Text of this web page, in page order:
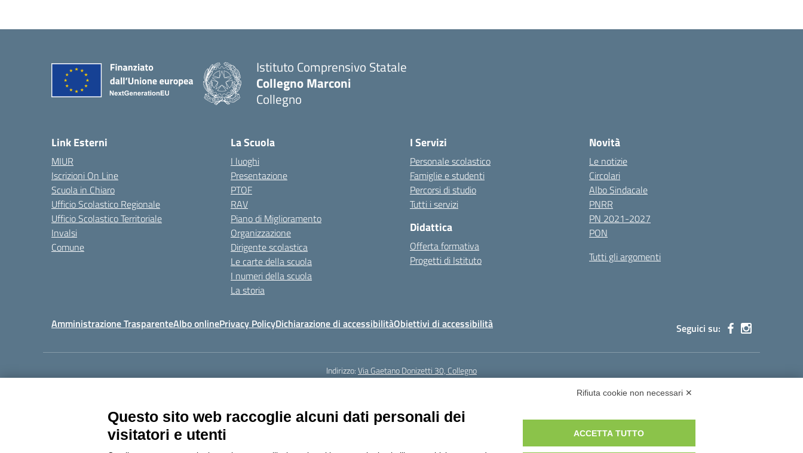
Istituto Comprensivo Statale
Collegno Marconi
Collegno
Link Esterni
MIUR
Iscrizioni On Line
Scuola in Chiaro
Ufficio Scolastico Regionale
Ufficio Scolastico Territoriale
Invalsi
Comune
La Scuola
I luoghi
Presentazione
PTOF
RAV
Piano di Miglioramento
Organizzazione
Dirigente scolastica
Le carte della scuola
I numeri della scuola
La storia
I Servizi
Personale scolastico
Famiglie e studenti
Percorsi di studio
Tutti i servizi
Didattica
Offerta formativa
Progetti di Istituto
Novità
Le notizie
Circolari
Albo Sindacale
PNRR
PN 2021-2027
PON
Tutti gli argomenti
Amministrazione TrasparenteAlbo onlinePrivacy PolicyDichiarazione di accessibilitàObiettivi di accessibilità Seguici su:
Indirizzo:Via Gaetano Donizetti 30, Collegno
Codice meccanografico:toic8cg002
Rifiuta cookie non necessari ✕
Questo sito web raccoglie alcuni dati personali dei
visitatori e utenti
ACCETTA TUTTO